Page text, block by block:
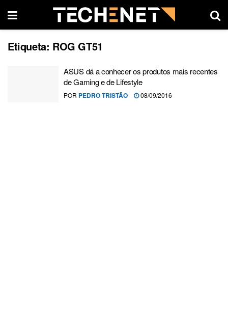
Etiqueta: ROG GT51
ASUS dá a conhecer os produtos mais recentes
de Gaming e de Lifestyle
POR PEDRO TRISTÃO 08/09/2016